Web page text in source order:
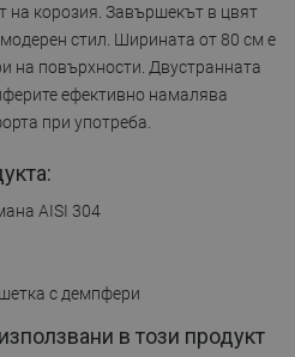
на корозия. Завършекът в цвят
стил. Ширината от 80 см е
на повърхности. Двустранната
ефективно намалява
при употреба.
AISI 304
с демпфери
в този продукт